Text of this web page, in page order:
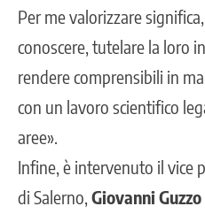
Per me valorizzare
conoscere, tutelare la loro
rendere comprensibili in
con un lavoro scientifico
aree».
Infine, è intervenuto il vice
di Salerno, Giovanni Guzzo